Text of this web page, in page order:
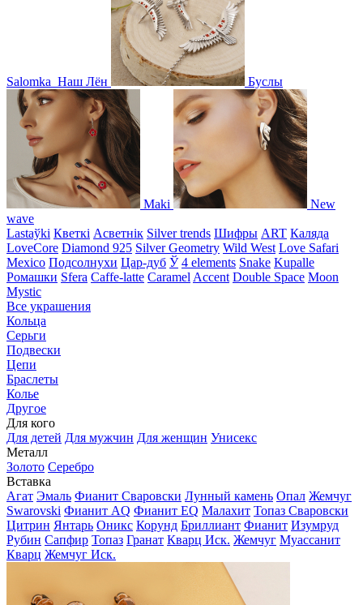
Salomka Наш Лён Буслы
Maki
New
wave
Lastaўki Кветкі Асветнiк Silver trends Шифры ART Каляда
LoveCore Diamond 925 Silver Geometry Wild West Love Safari
Mexico Подсолнухи Цар-дуб Ў 4 elements Snake Kupalle
Ромашки Sfera Caffe-latte Caramel Accent Double Space Moon
Mystic
Все украшения
Кольца
Серьги
Подвески
Цепи
Браслеты
Колье
Другое
Для кого
Для детей Для мужчин Для женщин Унисекс
Металл
Золото Серебро
Вставка
Агат Эмаль Фианит Сваровски Лунный камень Опал Жемчуг
Swarovski Фианит AQ Фианит EQ Малахит Топаз Сваровски
Цитрин Янтарь Оникс Корунд Бриллиант Фианит Изумруд
Рубин Сапфир Топаз Гранат Кварц Иск. Жемчуг Муассанит
Кварц Жемчуг Иск.